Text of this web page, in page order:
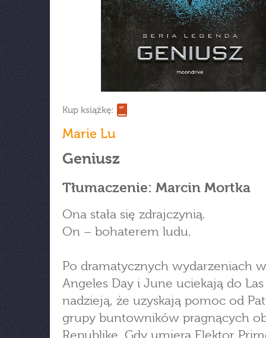
Kup książkę:
Marie Lu
Geniusz
Tłumaczenie: Marcin Mortka
Ona stała się zdrajczynią.
On – bohaterem ludu.
Po dramatycznych wydarzeniach
Angeles Day i June uciekają do Las
nadzieją, że uzyskają pomoc od
grupy buntowników pragnących
Republikę. Gdy umiera Elektor